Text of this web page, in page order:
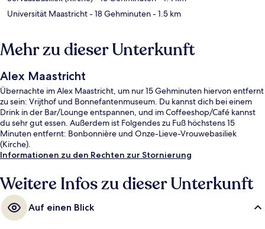
Universität Maastricht- 18 Gehminuten- 1.5 km
Mehr zu dieser Unterkunft
Alex Maastricht
Übernachte im Alex Maastricht, um nur 15 Gehminuten hiervon entfernt
zu sein: Vrijthof und Bonnefantenmuseum. Du kannst dich bei einem
Drink in der Bar/Lounge entspannen, und im Coffeeshop/Café kannst
du sehr gut essen. Außerdem ist Folgendes zu Fuß höchstens 15
Minuten entfernt: Bonbonnière und Onze-Lieve-Vrouwebasiliek
(Kirche).
Informationen zu den Rechten zur Stornierung
Weitere Infos zu dieser Unterkunft
Auf einen Blick